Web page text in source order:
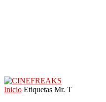
Inicio Etiquetas Mr. T